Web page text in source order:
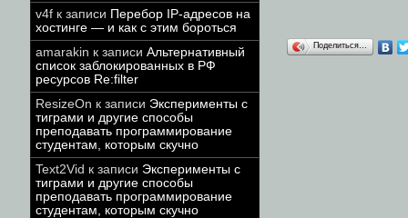
v4f к записи Перебор IP-адресов на
хостинге — и как с этим бороться
amarakin к записи Альтернативный
список заблокированных в РФ
ресурсов Re:filter
ResizeOn к записи Эксперименты с
тиграми и другие способы
преподавать программирование
студентам, которым скучно
Text2Vid к записи Эксперименты с
тиграми и другие способы
преподавать программирование
студентам, которым скучно
Поделиться…